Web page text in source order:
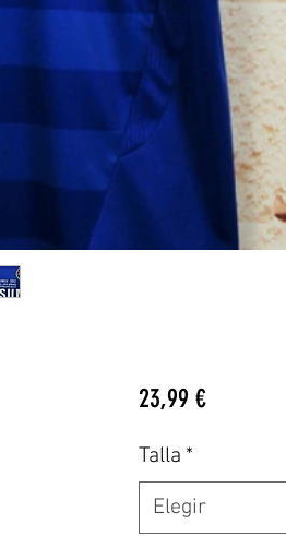
23,99 €Precio
Talla *
Elegir